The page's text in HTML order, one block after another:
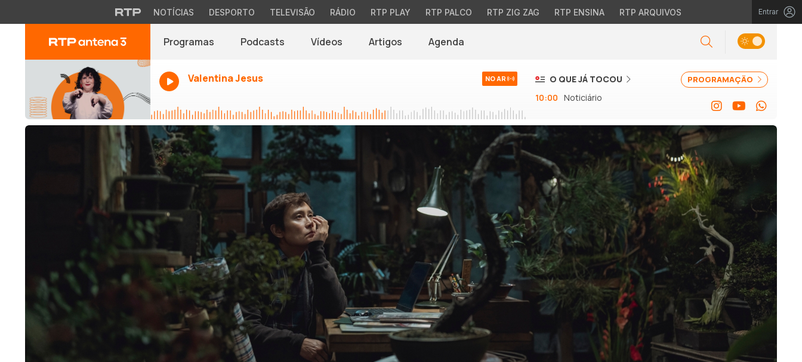
NOTÍCIAS DESPORTO TELEVISÃO RÁDIO RTP PLAY RTP PALCO RTP ZIG ZAG RTP ENSINA RTP ARQUIVOS Entrar
Programas Podcasts Vídeos Artigos Agenda
Valentina Jesus NO AR PROGRAMAÇÃO
O QUE JÁ TOCOU
10:00 Noticiário